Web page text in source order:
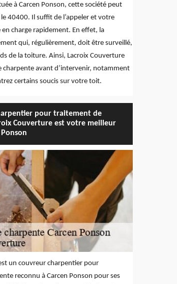
à Carcen Ponson, cette société peut
40400. Il suffit de l’appeler et votre
charge rapidement. En effet, la
qui, régulièrement, doit être surveillé,
de la toiture. Ainsi, Lacroix Couverture
charpente avant d’intervenir, notamment
certains soucis sur votre toit.
pour traitement de
Couverture est votre meilleur
un couvreur charpentier pour
reconnu à Carcen Ponson pour ses